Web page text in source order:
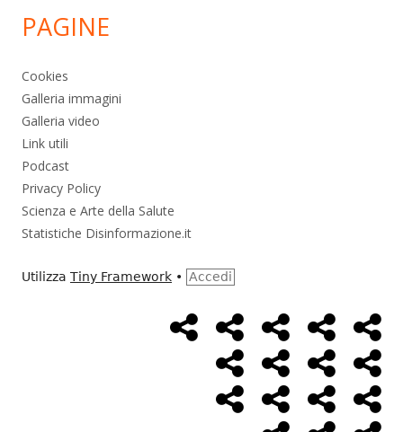
PAGINE
Cookies
Galleria immagini
Galleria video
Link utili
Podcast
Privacy Policy
Scienza e Arte della Salute
Statistiche Disinformazione.it
Utilizza Tiny Framework • Accedi
MenùHome
Page
Alimentazione
AmbienteBambini
Cancro ControlloEconomia
FarmaciMassoneriaNWO
Salute Storia